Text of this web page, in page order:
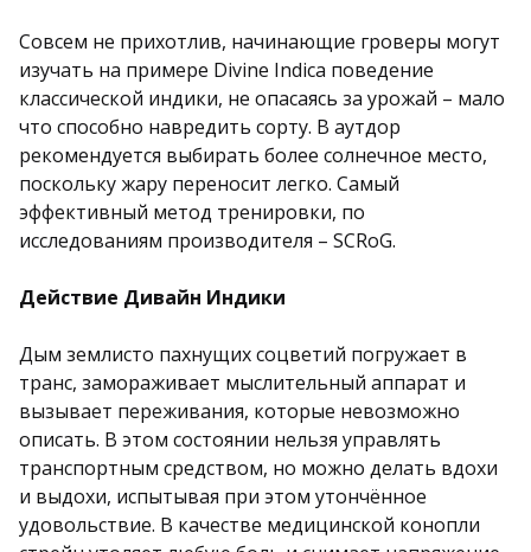
Совсем не прихотлив, начинающие гроверы могут
изучать на примере Divine Indica поведение
классической индики, не опасаясь за урожай – мало
что способно навредить сорту. В аутдор
рекомендуется выбирать более солнечное место,
поскольку жару переносит легко. Самый
эффективный метод тренировки, по
исследованиям производителя – SCRoG.
Действие Дивайн Индики
Дым землисто пахнущих соцветий погружает в
транс, замораживает мыслительный аппарат и
вызывает переживания, которые невозможно
описать. В этом состоянии нельзя управлять
транспортным средством, но можно делать вдохи
и выдохи, испытывая при этом утончённое
удовольствие. В качестве медицинской конопли